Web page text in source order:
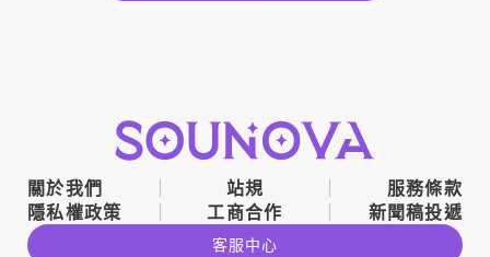
關於我們 站規
服務條款
隱私權政策
工商合作 新聞稿投遞
客服中心